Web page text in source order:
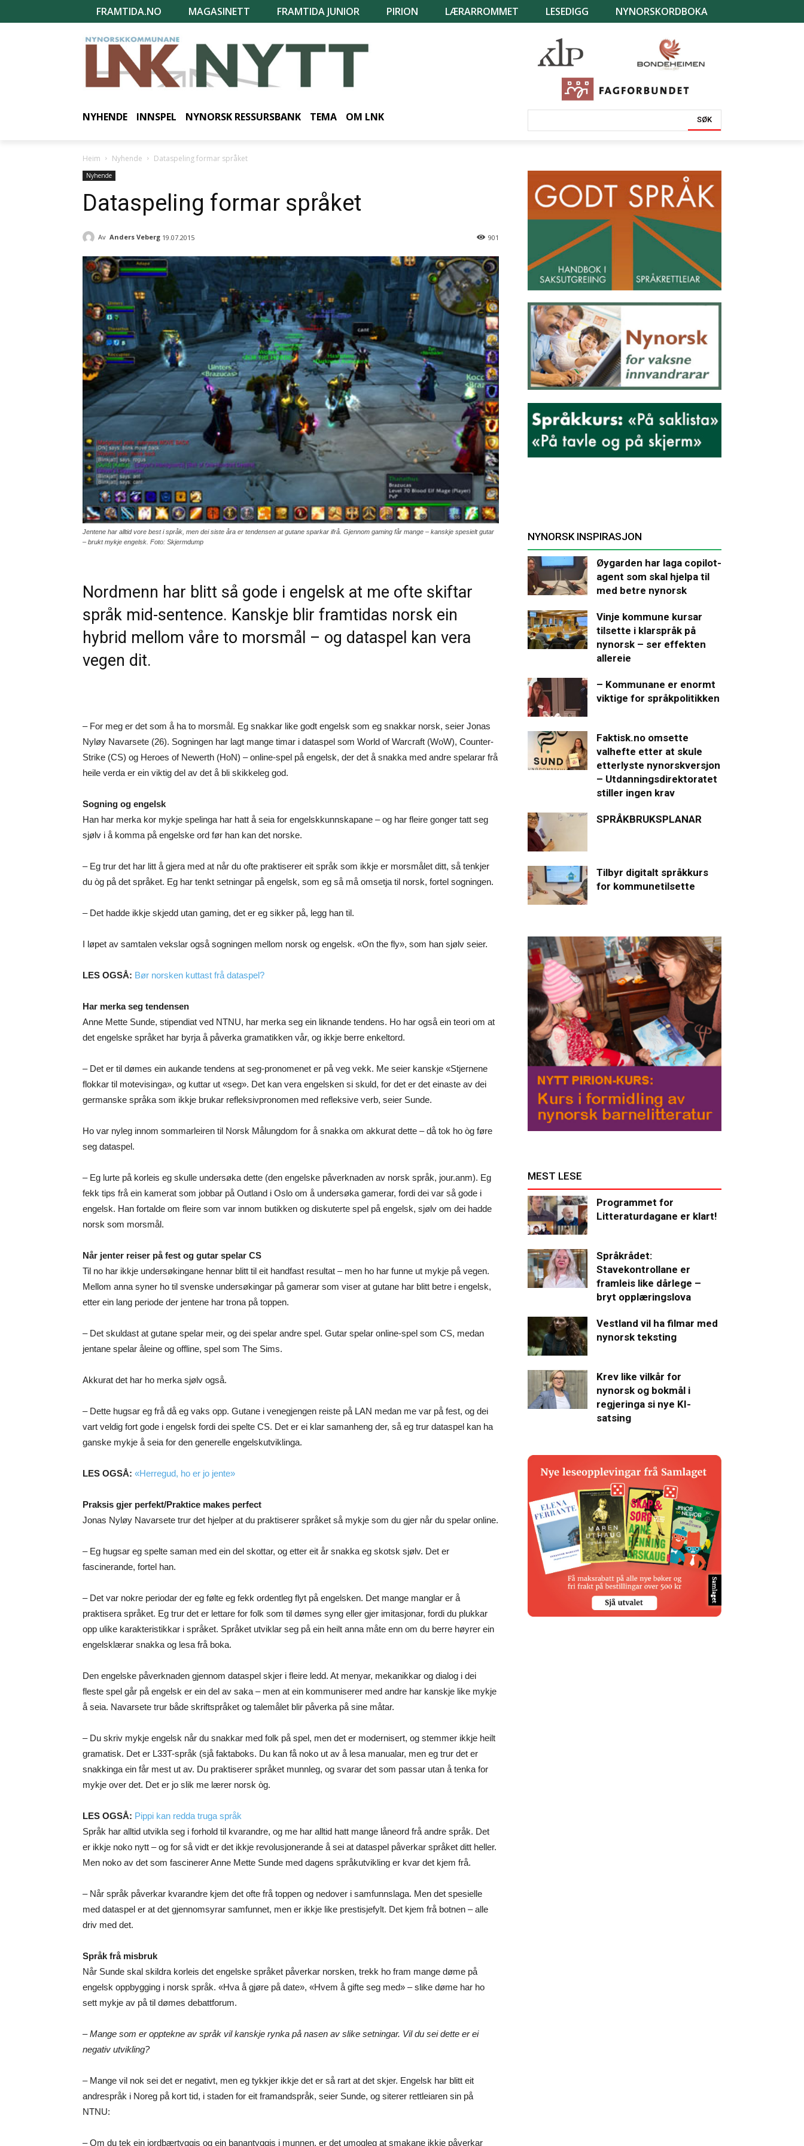
FRAMTIDA.NO MAGASINETT FRAMTIDA JUNIOR PIRION LÆRARROMMET LESEDIGG NYNORSKORDBOKA
NYHENDE INNSPEL NYNORSK RESSURSBANK TEMA OM LNK SØK
Heim Nyhende Dataspeling formar språket
Nyhende
Dataspeling formar språket
Av Anders Veberg 19.07.2015 901
Jentene har alltid vore best i språk, men dei siste åra er tendensen at gutane sparkar ifrå. Gjennom gaming får mange – kanskje spesielt gutar
– brukt mykje engelsk. Foto: Skjermdump
Nordmenn har blitt så gode i engelsk at me ofte skiftar
språk mid-sentence. Kanskje blir framtidas norsk ein
hybrid mellom våre to morsmål – og dataspel kan vera
vegen dit.
– For meg er det som å ha to morsmål. Eg snakkar like godt engelsk som eg snakkar norsk, seier Jonas
Nyløy Navarsete (26). Sogningen har lagt mange timar i dataspel som World of Warcraft (WoW), Counter-
Strike (CS) og Heroes of Newerth (HoN) – online-spel på engelsk, der det å snakka med andre spelarar frå
heile verda er ein viktig del av det å bli skikkeleg god.
Sogning og engelsk
Han har merka kor mykje spelinga har hatt å seia for engelskkunnskapane – og har fleire gonger tatt seg
sjølv i å komma på engelske ord før han kan det norske.
– Eg trur det har litt å gjera med at når du ofte praktiserer eit språk som ikkje er morsmålet ditt, så tenkjer
du òg på det språket. Eg har tenkt setningar på engelsk, som eg så må omsetja til norsk, fortel sogningen.
– Det hadde ikkje skjedd utan gaming, det er eg sikker på, legg han til.
I løpet av samtalen vekslar også sogningen mellom norsk og engelsk. «On the fly», som han sjølv seier.
LES OGSÅ: Bør norsken kuttast frå dataspel?
Har merka seg tendensen
Anne Mette Sunde, stipendiat ved NTNU, har merka seg ein liknande tendens. Ho har også ein teori om at
det engelske språket har byrja å påverka gramatikken vår, og ikkje berre enkeltord.
– Det er til dømes ein aukande tendens at seg-pronomenet er på veg vekk. Me seier kanskje «Stjernene
flokkar til motevisinga», og kuttar ut «seg». Det kan vera engelsken si skuld, for det er det einaste av dei
germanske språka som ikkje brukar refleksivpronomen med refleksive verb, seier Sunde.
Ho var nyleg innom sommarleiren til Norsk Målungdom for å snakka om akkurat dette – då tok ho òg føre
seg dataspel.
– Eg lurte på korleis eg skulle undersøka dette (den engelske påverknaden av norsk språk, jour.anm). Eg
fekk tips frå ein kamerat som jobbar på Outland i Oslo om å undersøka gamerar, fordi dei var så gode i
engelsk. Han fortalde om fleire som var innom butikken og diskuterte spel på engelsk, sjølv om dei hadde
norsk som morsmål.
Når jenter reiser på fest og gutar spelar CS
Til no har ikkje undersøkingane hennar blitt til eit handfast resultat – men ho har funne ut mykje på vegen.
Mellom anna syner ho til svenske undersøkingar på gamerar som viser at gutane har blitt betre i engelsk,
etter ein lang periode der jentene har trona på toppen.
– Det skuldast at gutane spelar meir, og dei spelar andre spel. Gutar spelar online-spel som CS, medan
jentane spelar åleine og offline, spel som The Sims.
Akkurat det har ho merka sjølv også.
– Dette hugsar eg frå då eg vaks opp. Gutane i venegjengen reiste på LAN medan me var på fest, og dei
vart veldig fort gode i engelsk fordi dei spelte CS. Det er ei klar samanheng der, så eg trur dataspel kan ha
ganske mykje å seia for den generelle engelskutviklinga.
LES OGSÅ: «Herregud, ho er jo jente»
Praksis gjer perfekt/Praktice makes perfect
Jonas Nyløy Navarsete trur det hjelper at du praktiserer språket så mykje som du gjer når du spelar online.
– Eg hugsar eg spelte saman med ein del skottar, og etter eit år snakka eg skotsk sjølv. Det er
fascinerande, fortel han.
– Det var nokre periodar der eg følte eg fekk ordentleg flyt på engelsken. Det mange manglar er å
praktisera språket. Eg trur det er lettare for folk som til dømes syng eller gjer imitasjonar, fordi du plukkar
opp ulike karakteristikkar i språket. Språket utviklar seg på ein heilt anna måte enn om du berre høyrer ein
engelsklærar snakka og lesa frå boka.
Den engelske påverknaden gjennom dataspel skjer i fleire ledd. At menyar, mekanikkar og dialog i dei
fleste spel går på engelsk er ein del av saka – men at ein kommuniserer med andre har kanskje like mykje
å seia. Navarsete trur både skriftspråket og talemålet blir påverka på sine måtar.
– Du skriv mykje engelsk når du snakkar med folk på spel, men det er modernisert, og stemmer ikkje heilt
gramatisk. Det er L33T-språk (sjå faktaboks. Du kan få noko ut av å lesa manualar, men eg trur det er
snakkinga ein får mest ut av. Du praktiserer språket munnleg, og svarar det som passar utan å tenka for
mykje over det. Det er jo slik me lærer norsk òg.
LES OGSÅ: Pippi kan redda truga språk
Språk har alltid utvikla seg i forhold til kvarandre, og me har alltid hatt mange låneord frå andre språk. Det
er ikkje noko nytt – og for så vidt er det ikkje revolusjonerande å sei at dataspel påverkar språket ditt heller.
Men noko av det som fascinerer Anne Mette Sunde med dagens språkutvikling er kvar det kjem frå.
– Når språk påverkar kvarandre kjem det ofte frå toppen og nedover i samfunnslaga. Men det spesielle
med dataspel er at det gjennomsyrar samfunnet, men er ikkje like prestisjefylt. Det kjem frå botnen – alle
driv med det.
Språk frå misbruk
Når Sunde skal skildra korleis det engelske språket påverkar norsken, trekk ho fram mange døme på
engelsk oppbygging i norsk språk. «Hva å gjøre på date», «Hvem å gifte seg med» – slike døme har ho
sett mykje av på til dømes debattforum.
– Mange som er opptekne av språk vil kanskje rynka på nasen av slike setningar. Vil du sei dette er ei
negativ utvikling?
– Mange vil nok sei det er negativt, men eg tykkjer ikkje det er så rart at det skjer. Engelsk har blitt eit
andrespråk i Noreg på kort tid, i staden for eit framandspråk, seier Sunde, og siterer rettleiaren sin på
NTNU:
– Om du tek ein jordbærtyggis og ein banantyggis i munnen, er det umogleg at smakane ikkje påverkar
NYNORSK INSPIRASJON
Øygarden har laga copilot-
agent som skal hjelpa til
med betre nynorsk
Vinje kommune kursar
tilsette i klarspråk på
nynorsk – ser effekten
allereie
– Kommunane er enormt
viktige for språkpolitikken
Faktisk.no omsette
valhefte etter at skule
etterlyste nynorskversjon
– Utdanningsdirektoratet
stiller ingen krav
SPRÅKBRUKSPLANAR
Tilbyr digitalt språkkurs
for kommunetilsette
MEST LESE
Programmet for
Litteraturdagane er klart!
Språkrådet:
Stavekontrollane er
framleis like dårlege –
bryt opplæringslova
Vestland vil ha filmar med
nynorsk teksting
Krev like vilkår for
nynorsk og bokmål i
regjeringa si nye KI-
satsing